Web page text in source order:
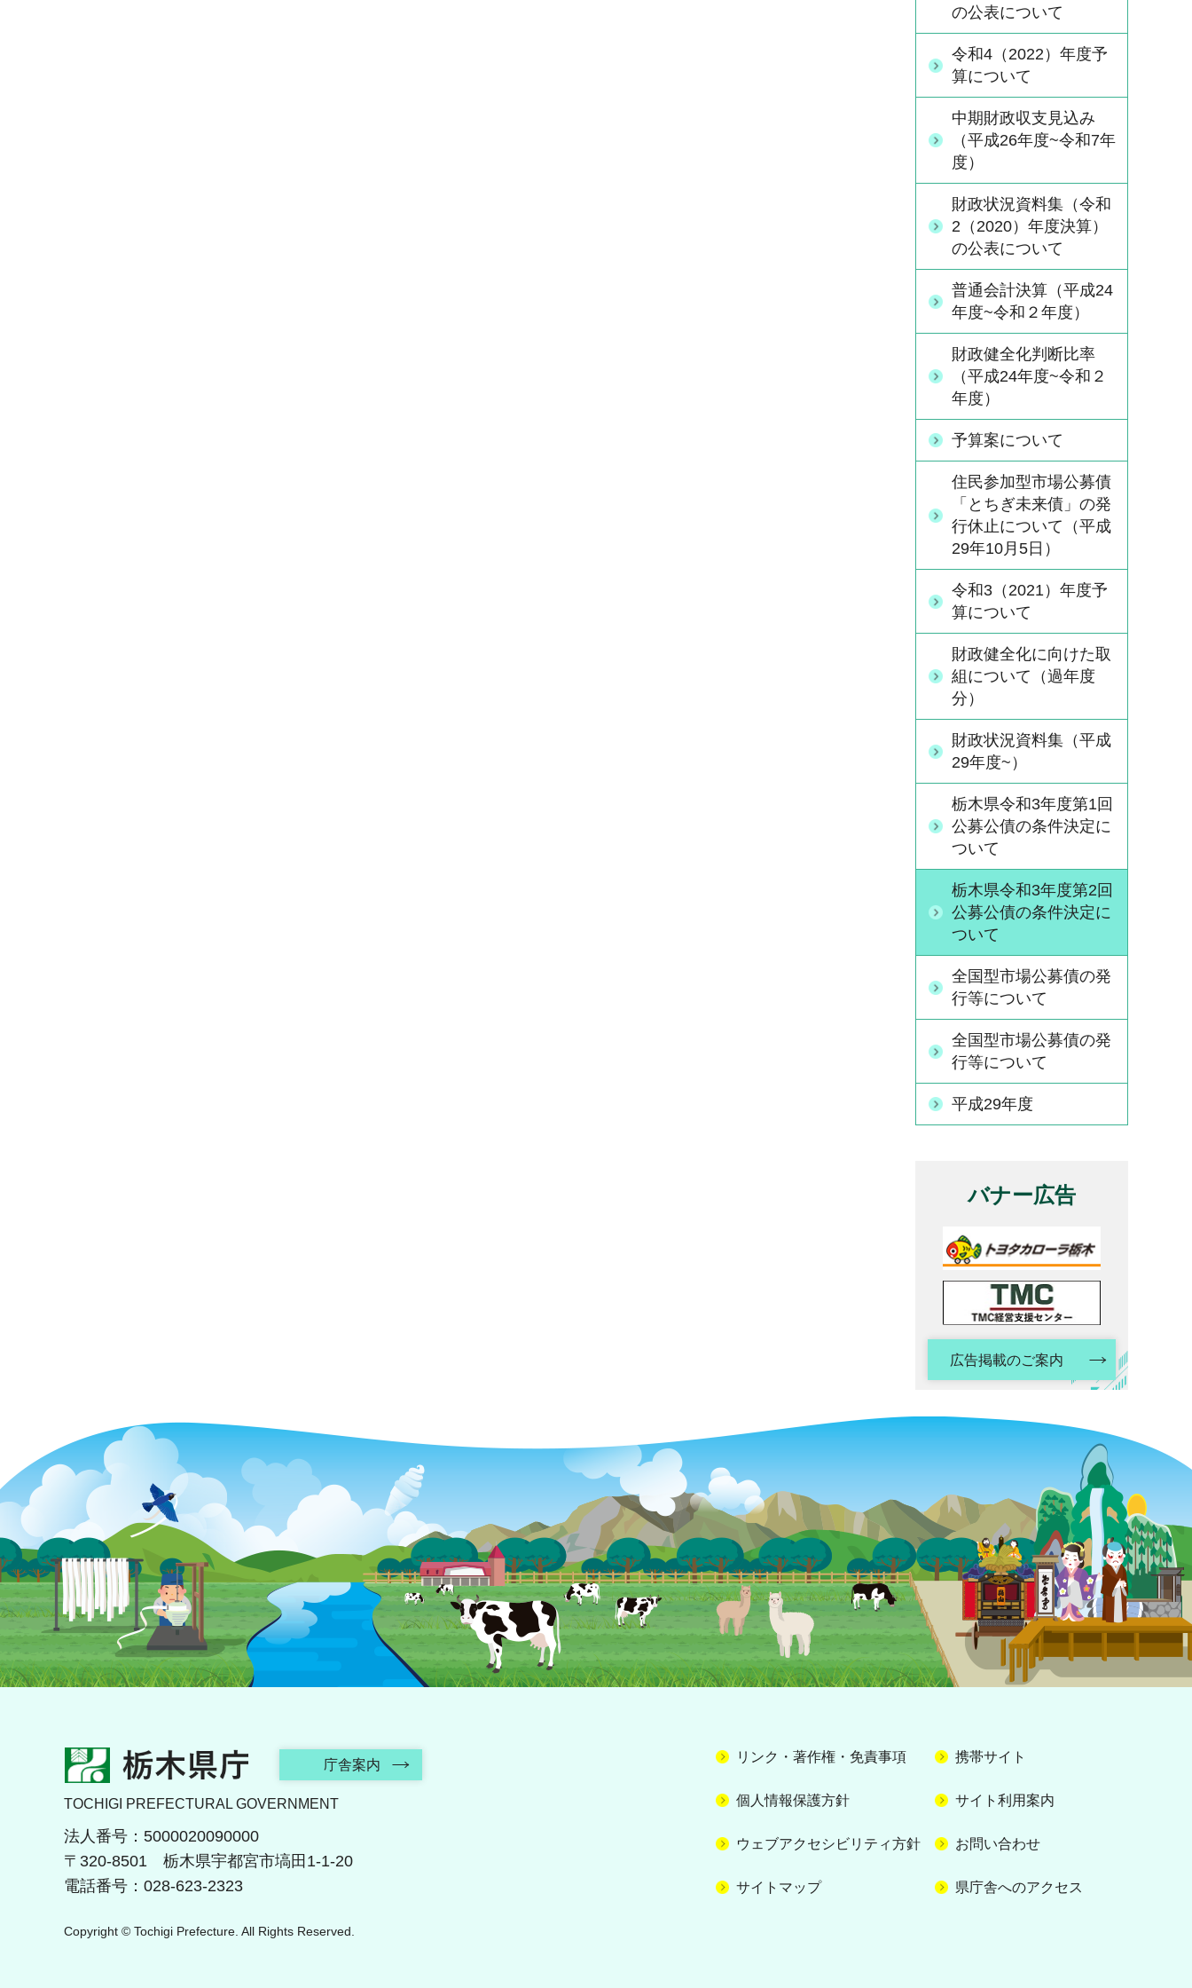
の公表について
令和4（2022）年度予
算について
中期財政収支見込み
（平成26年度~令和7年
度）
財政状況資料集（令和
2（2020）年度決算）
の公表について
普通会計決算（平成24
年度~令和２年度）
財政健全化判断比率
（平成24年度~令和２
年度）
予算案について
住民参加型市場公募債
「とちぎ未来債」の発
行休止について（平成
29年10月5日）
令和3（2021）年度予
算について
財政健全化に向けた取
組について（過年度
分）
財政状況資料集（平成
29年度~）
栃木県令和3年度第1回
公募公債の条件決定に
ついて
栃木県令和3年度第2回
公募公債の条件決定に
ついて
全国型市場公募債の発
行等について
全国型市場公募債の発
行等について
平成29年度
バナー広告
広告掲載のご案内
栃木県庁 庁舎案内
TOCHIGI PREFECTURAL GOVERNMENT
法人番号：5000020090000
〒320-8501 栃木県宇都宮市塙田1-1-20
電話番号：028-623-2323
リンク・著作権・免責事項 携帯サイト
個人情報保護方針 サイト利用案内
ウェブアクセシビリティ方針 お問い合わせ
サイトマップ 県庁舎へのアクセス
Copyright © Tochigi Prefecture. All Rights Reserved.